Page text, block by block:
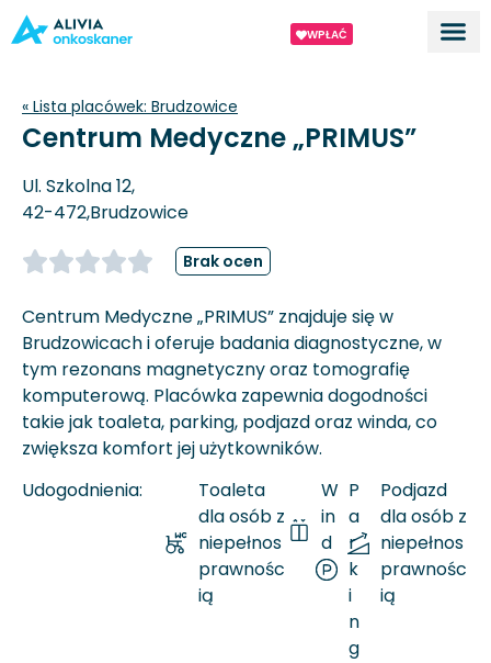
WPŁAĆ
« Lista placówek: Brudzowice
Centrum Medyczne „PRIMUS”
Ul. Szkolna 12,
42-472,Brudzowice
Brak ocen
Centrum Medyczne „PRIMUS” znajduje się w
Brudzowicach i oferuje badania diagnostyczne, w
tym rezonans magnetyczny oraz tomografię
komputerową. Placówka zapewnia dogodności
takie jak toaleta, parking, podjazd oraz winda, co
zwiększa komfort jej użytkowników.
Udogodnienia:
Toaleta
dla osób z
niepełnos
prawnośc
ią
W
in
d
a
P
a
r
k
i
n
g
Podjazd
dla osób z
niepełnos
prawnośc
ią